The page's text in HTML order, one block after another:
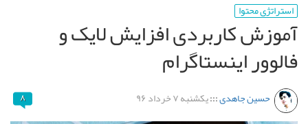
استراتژی محتوا
آموزش کاربردی افزایش لایک و
فالوور اینستاگرام
حسین جاهدی:::یکشنبه ۷ خرداد ۹۶ ۸